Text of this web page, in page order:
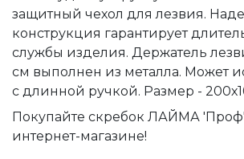
защитный чехол для лезвия.
конструкция гарантирует
службы изделия. Держатель
см выполнен из металла. Может
с длинной ручкой. Размер -
Покупайте скребок ЛАЙМА
интернет-магазине!